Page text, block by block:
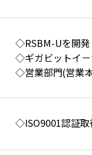
◇RSBM-Uを開
◇ギガビットイ－
◇営業部門(営業
◇ISO9001認証取